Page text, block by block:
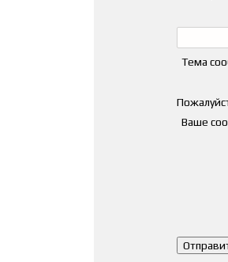
Тема
Ваше